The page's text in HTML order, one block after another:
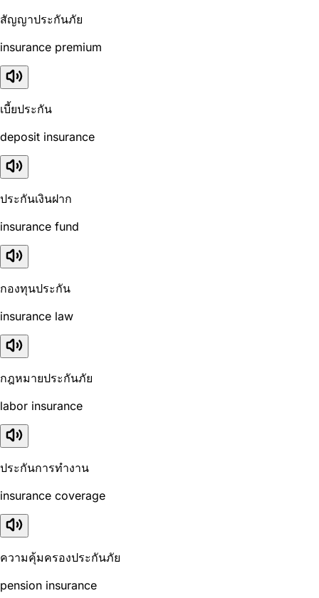
สัญญาประกันภัย
insurance premium
เบี้ยประกัน
deposit insurance
ประกันเงินฝาก
insurance fund
กองทุนประกัน
insurance law
กฎหมายประกันภัย
labor insurance
ประกันการทำงาน
insurance coverage
ความคุ้มครองประกันภัย
pension insurance